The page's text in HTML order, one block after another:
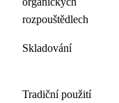
rozpouštědlech
Skladování
Tradiční použití